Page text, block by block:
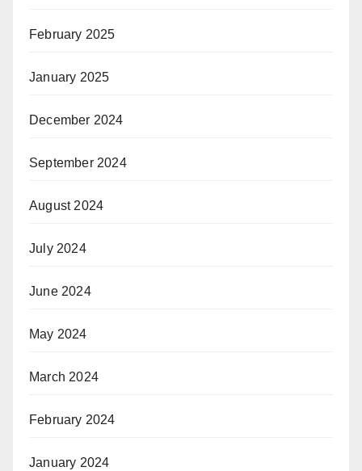
February 2025
January 2025
December 2024
September 2024
August 2024
July 2024
June 2024
May 2024
March 2024
February 2024
January 2024